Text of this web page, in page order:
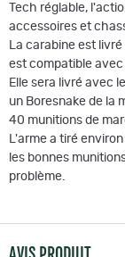
Tech réglable,
accessoires et
La carabine est
est compatible avec
Elle sera livré avec
un Boresnake de la
40 munitions de
L'arme a tiré
les bonnes
problème.